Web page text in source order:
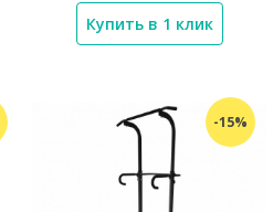
Купить в 1 клик
-15%